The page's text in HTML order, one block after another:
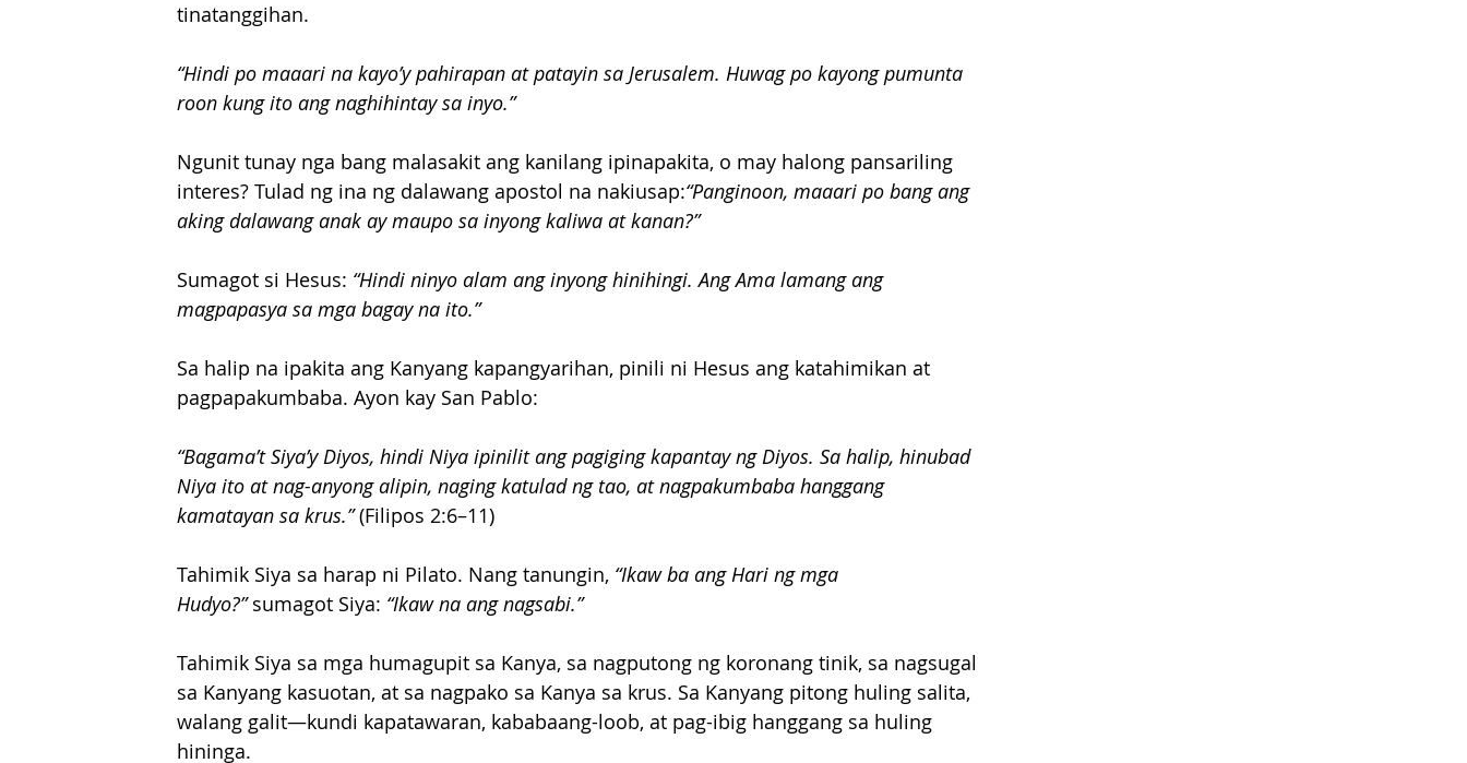
tinatanggihan.
“Hindi po maaari na kayo’y pahirapan at patayin sa Jerusalem. Huwag po kayong pumunta
roon kung ito ang naghihintay sa inyo.”
Ngunit tunay nga bang malasakit ang kanilang ipinapakita, o may halong pansariling
interes? Tulad ng ina ng dalawang apostol na nakiusap:“Panginoon, maaari po bang ang
aking dalawang anak ay maupo sa inyong kaliwa at kanan?”
Sumagot si Hesus: “Hindi ninyo alam ang inyong hinihingi. Ang Ama lamang ang
magpapasya sa mga bagay na ito.”
Sa halip na ipakita ang Kanyang kapangyarihan, pinili ni Hesus ang katahimikan at
pagpapakumbaba. Ayon kay San Pablo:
“Bagama’t Siya’y Diyos, hindi Niya ipinilit ang pagiging kapantay ng Diyos. Sa halip, hinubad
Niya ito at nag-anyong alipin, naging katulad ng tao, at nagpakumbaba hanggang
kamatayan sa krus.” (Filipos 2:6–11)
Tahimik Siya sa harap ni Pilato. Nang tanungin, “Ikaw ba ang Hari ng mga
Hudyo?” sumagot Siya: “Ikaw na ang nagsabi.”
Tahimik Siya sa mga humagupit sa Kanya, sa nagputong ng koronang tinik, sa nagsugal
sa Kanyang kasuotan, at sa nagpako sa Kanya sa krus. Sa Kanyang pitong huling salita,
walang galit—kundi kapatawaran, kababaang-loob, at pag-ibig hanggang sa huling
hininga.